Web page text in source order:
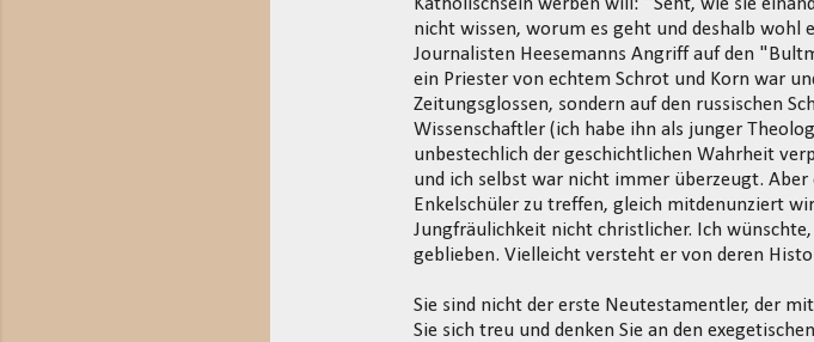
nicht wissen, worum es geht und deshalb wohl
Journalisten Heesemanns Angriff auf den
ein Priester von echtem Schrot und Korn war
Zeitungsglossen, sondern auf den russischen
Wissenschaftler (ich habe ihn als junger
unbestechlich der geschichtlichen Wahrheit
und ich selbst war nicht immer überzeugt. Aber
Enkelschüler zu treffen, gleich mitdenunziert
Jungfräulichkeit nicht christlicher. Ich
geblieben. Vielleicht versteht er von deren
Sie sind nicht der erste Neutestamentler, der
Sie sich treu und denken Sie an den